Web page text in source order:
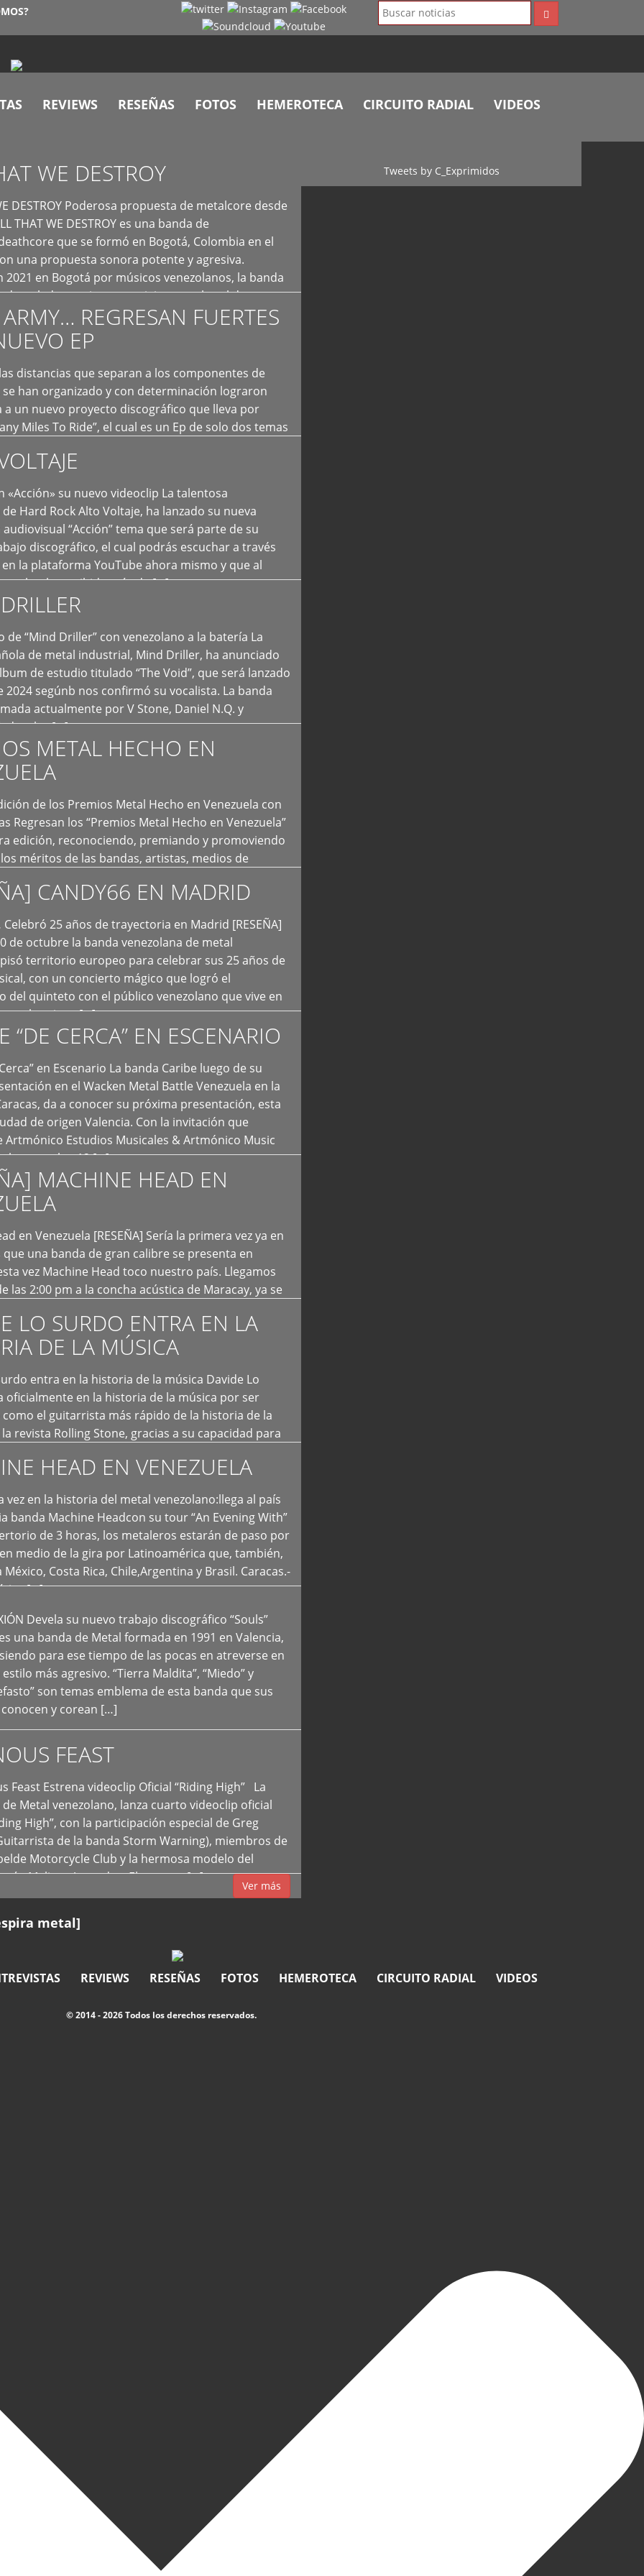
REVIEWS RESEÑAS FOTOS HEMEROTECA CIRCUITO RADIAL VIDEOS
WE DESTROY
DESTROY Poderosa propuesta de metalcore desde
THAT WE DESTROY es una banda de
que se formó en Bogotá, Colombia en el
una propuesta sonora potente y agresiva.
2021 en Bogotá por músicos venezolanos, la banda
demoledores, ritmos vertiginosos y breakdowns
creando […]REGRESAN FUERTES
EP
distancias que separan a los componentes de
se han organizado y con determinación lograron
a un nuevo proyecto discográfico que lleva por
Miles To Ride”, el cual es un Ep de solo dos temas
[…]
«Acción» su nuevo videoclip La talentosa
Hard Rock Alto Voltaje, ha lanzado su nueva
“Acción” tema que será parte de su
discográfico, el cual podrás escuchar a través
la plataforma YouTube ahora mismo y que al
ya ha recibido más de […]
de “Mind Driller” con venezolano a la batería La
de metal industrial, Mind Driller, ha anunciado
de estudio titulado “The Void”, que será lanzado
2024 segúnb nos confirmó su vocalista. La banda
actualmente por V Stone, Daniel N.Q. y
a las […]
METAL HECHO EN
de los Premios Metal Hecho en Venezuela con
Regresan los “Premios Metal Hecho en Venezuela”
edición, reconociendo, premiando y promoviendo
méritos de las bandas, artistas, medios de
tendencias del metal y […]
CANDY66 EN MADRID
Celebró 25 años de trayectoria en Madrid [RESEÑA]
de octubre la banda venezolana de metal
territorio europeo para celebrar sus 25 años de
con un concierto mágico que logró el
del quinteto con el público venezolano que vive en
que los sigue […]
“DE CERCA” EN ESCENARIO
en Escenario La banda Caribe luego de su
en el Wacken Metal Battle Venezuela en la
da a conocer su próxima presentación, esta
de origen Valencia. Con la invitación que
Artmónico Estudios Musicales & Artmónico Music
cumplen 12 […]
MACHINE HEAD EN
en Venezuela [RESEÑA] Sería la primera vez ya en
una banda de gran calibre se presenta en
vez Machine Head toco nuestro país. Llegamos
las 2:00 pm a la concha acústica de Maracay, ya se
LO SURDO ENTRA EN LA
DE LA MÚSICA
entra en la historia de la música Davide Lo
oficialmente en la historia de la música por ser
el guitarrista más rápido de la historia de la
revista Rolling Stone, gracias a su capacidad para
HEAD EN VENEZUELA
vez en la historia del metal venezolano:llega al país
banda Machine Headcon su tour “An Evening With”
de 3 horas, los metaleros estarán de paso por
medio de la gira por Latinoamérica que, también,
México, Costa Rica, Chile,Argentina y Brasil. Caracas.-
[…]
Devela su nuevo trabajo discográfico “Souls”
una banda de Metal formada en 1991 en Valencia,
para ese tiempo de las pocas en atreverse en
más agresivo. “Tierra Maldita”, “Miedo” y
son temas emblema de esta banda que sus
y corean […]
FEAST
Feast Estrena videoclip Oficial “Riding High” La
Metal venezolano, lanza cuarto videoclip oficial
High”, con la participación especial de Greg
de la banda Storm Warning), miembros de
Motorcycle Club y la hermosa modelo del
Melissa Acevedo. El potente […]
Ver más
Tweets by C_Exprimidos
metal]
REVIEWS RESEÑAS FOTOS HEMEROTECA CIRCUITO RADIAL VIDEOS
© 2014 - 2026 Todos los derechos reservados.